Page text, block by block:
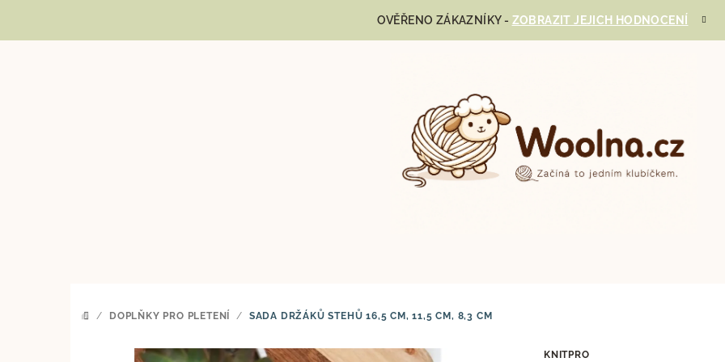
OVĚŘENO ZÁKAZNÍKY - ZOBRAZIT JEJICH HODNOCENÍ
DOMŮ
/ DOPLŇKY PRO PLETENÍ / SADA DRŽÁKŮ STEHŮ 16,5 CM, 11,5 CM, 8,3 CM
KNITPRO